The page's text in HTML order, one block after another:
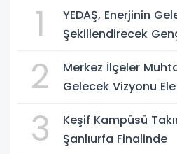
1
YEDAŞ, Enerjinin
Şekillendirecek
2
Merkez İlçeler
Gelecek Vizyonu Ele
3
Keşif Kampüsü
Şanlıurfa Finalinde